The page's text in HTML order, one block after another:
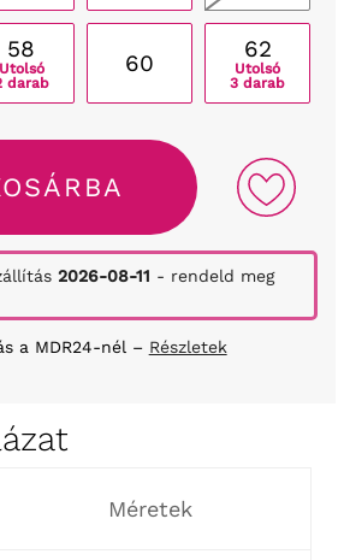
58
Utolsó
darab
60
62
Utolsó
3 darab
2026-08-11 - rendeld meg
a MDR24-nél – Részletek
Méretek